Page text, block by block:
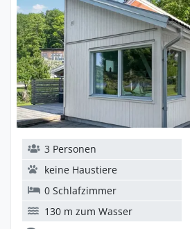
3 Personen
keine Haustiere
0 Schlafzimmer
130 m zum Wasser